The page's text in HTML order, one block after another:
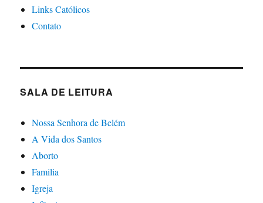
Links Católicos
Contato
SALA DE LEITURA
Nossa Senhora de Belém
A Vida dos Santos
Aborto
Familia
Igreja